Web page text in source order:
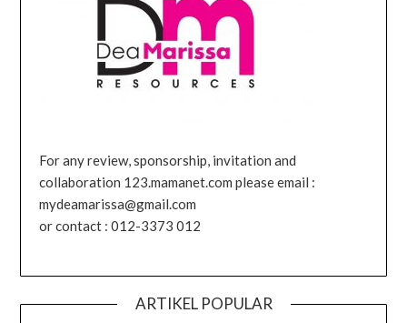
For any review, sponsorship, invitation and
collaboration 123.mamanet.com please email :
mydeamarissa@gmail.com
or contact : 012-3373 012
ARTIKEL POPULAR